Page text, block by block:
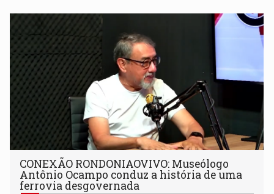
CONEXÃO RONDONIAOVIVO: Museólogo
Antônio Ocampo conduz a história de uma
ferrovia desgovernada